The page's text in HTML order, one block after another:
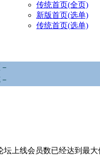
传统首页(全页)
新版首页(选单)
传统首页(选单)
上线会员数已经达到最大